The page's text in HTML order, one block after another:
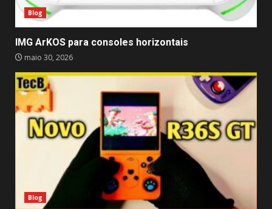
Blog
IMG ArKOS para consoles horizontais
maio 30, 2026
Blog